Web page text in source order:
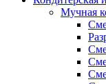
Мучная